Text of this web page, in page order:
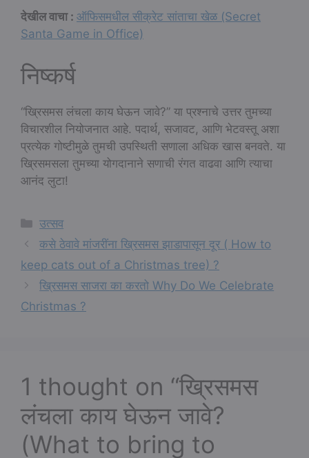
देखील वाचा : ऑफिसमधील सीक्रेट सांताचा खेळ (Secret
Santa Game in Office)
निष्कर्ष
“ख्रिसमस लंचला काय घेऊन जावे?” या प्रश्नाचे उत्तर तुमच्या
विचारशील नियोजनात आहे. पदार्थ, सजावट, आणि भेटवस्तू अशा
प्रत्येक गोष्टीमुळे तुमची उपस्थिती सणाला अधिक खास बनवते. या
ख्रिसमसला तुमच्या योगदानाने सणाची रंगत वाढवा आणि त्याचा
आनंद लुटा!
Categories
उत्सव
कसे ठेवावे मांजरींना ख्रिसमस झाडापासून दूर ( How to
keep cats out of a Christmas tree) ?
ख्रिसमस साजरा का करतो Why Do We Celebrate
Christmas ?
1 thought on “ख्रिसमस
लंचला काय घेऊन जावे?
(What to bring to